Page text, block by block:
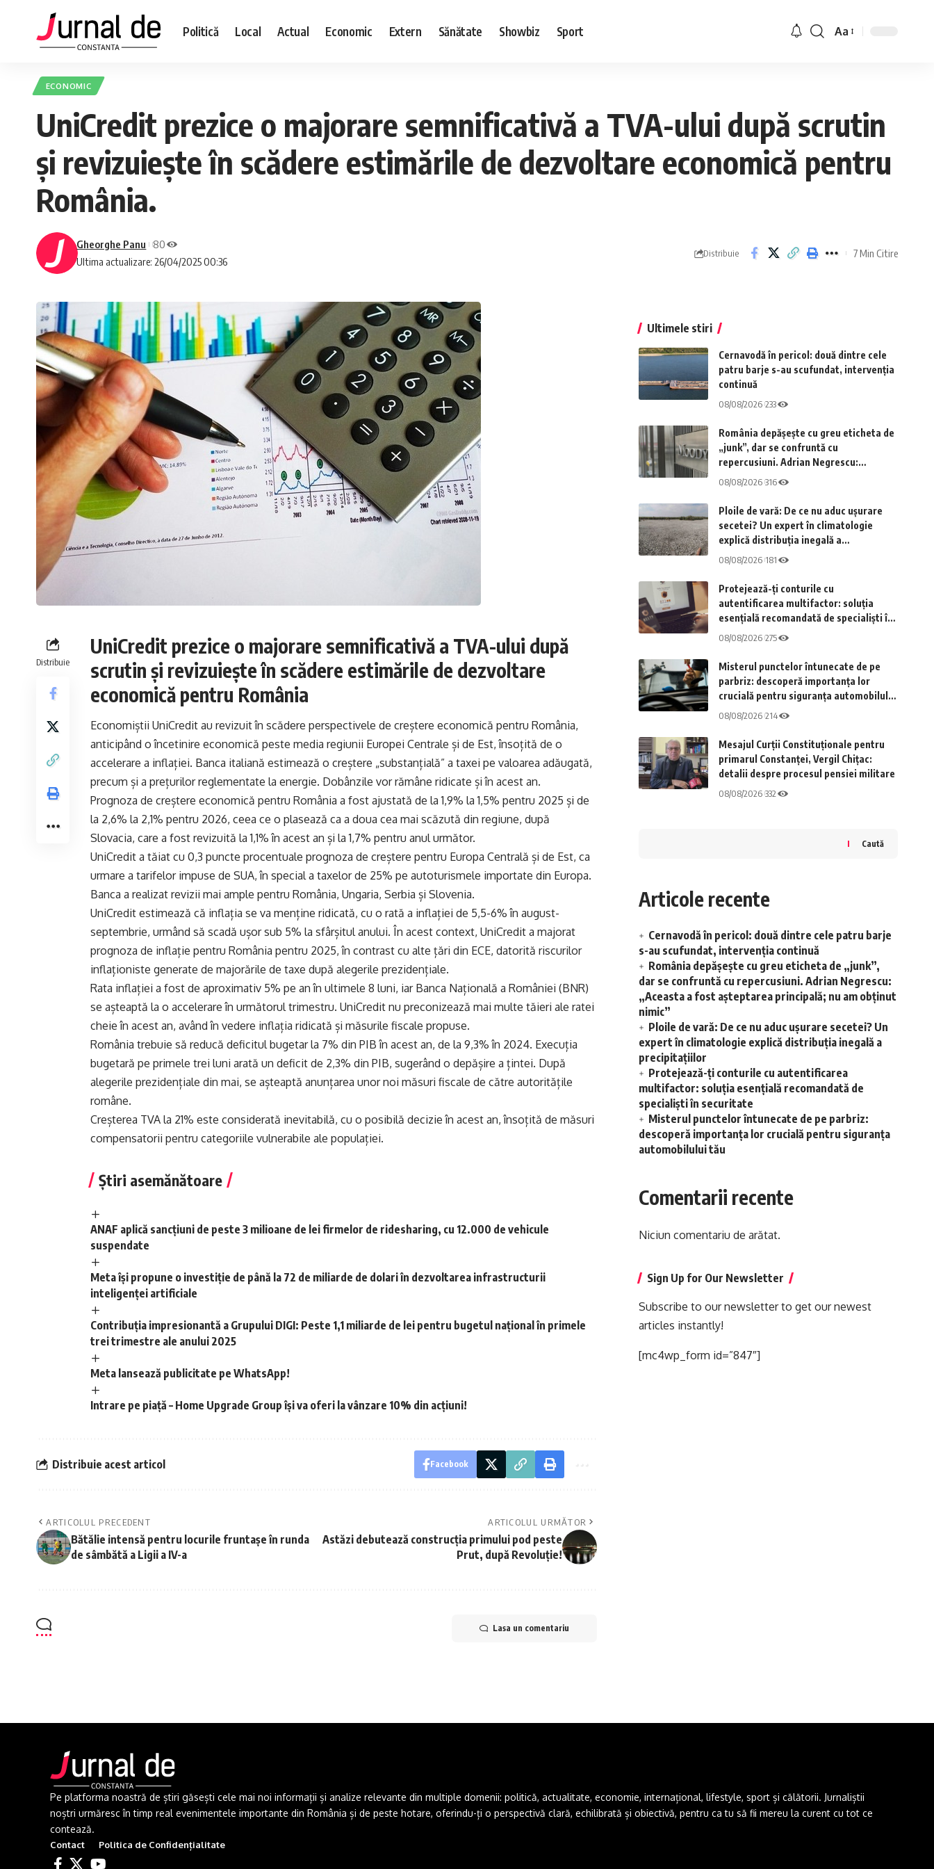
Politică Local Actual Economic Extern Sănătate Showbiz Sport Aa
ECONOMIC
UniCredit prezice o majorare semnificativă a TVA-ului după scrutin
și revizuiește în scădere estimările de dezvoltare economică pentru
România.
Ultima actualizare: 26/04/2025 00:36
Gheorghe Panu 80
Distribuie 7 Min Citire
Distribuie
UniCredit prezice o majorare semnificativă a TVA-ului după
scrutin și revizuiește în scădere estimările de dezvoltare
economică pentru România
Economiștii UniCredit au revizuit în scădere perspectivele de creștere economică pentru România,
anticipând o încetinire economică peste media regiunii Europei Centrale și de Est, însoțită de o
accelerare a inflației. Banca italiană estimează o creștere „substanțială” a taxei pe valoarea adăugată,
precum și a prețurilor reglementate la energie. Dobânzile vor rămâne ridicate și în acest an.
Prognoza de creștere economică pentru România a fost ajustată de la 1,9% la 1,5% pentru 2025 și de
la 2,6% la 2,1% pentru 2026, ceea ce o plasează ca a doua cea mai scăzută din regiune, după
Slovacia, care a fost revizuită la 1,1% în acest an și la 1,7% pentru anul următor.
UniCredit a tăiat cu 0,3 puncte procentuale prognoza de creștere pentru Europa Centrală și de Est, ca
urmare a tarifelor impuse de SUA, în special a taxelor de 25% pe autoturismele importate din Europa.
Banca a realizat revizii mai ample pentru România, Ungaria, Serbia și Slovenia.
UniCredit estimează că inflația se va menține ridicată, cu o rată a inflației de 5,5-6% în august-
septembrie, urmând să scadă ușor sub 5% la sfârșitul anului. În acest context, UniCredit a majorat
prognoza de inflație pentru România pentru 2025, în contrast cu alte țări din ECE, datorită riscurilor
inflaționiste generate de majorările de taxe după alegerile prezidențiale.
Rata inflației a fost de aproximativ 5% pe an în ultimele 8 luni, iar Banca Națională a României (BNR)
se așteaptă la o accelerare în următorul trimestru. UniCredit nu preconizează mai multe tăieri ale ratei
cheie în acest an, având în vedere inflația ridicată și măsurile fiscale propuse.
România trebuie să reducă deficitul bugetar la 7% din PIB în acest an, de la 9,3% în 2024. Execuția
bugetară pe primele trei luni arată un deficit de 2,3% din PIB, sugerând o depășire a țintei. După
alegerile prezidențiale din mai, se așteaptă anunțarea unor noi măsuri fiscale de către autoritățile
române.
Creșterea TVA la 21% este considerată inevitabilă, cu o posibilă decizie în acest an, însoțită de măsuri
compensatorii pentru categoriile vulnerabile ale populației.
Știri asemănătoare
ANAF aplică sancțiuni de peste 3 milioane de lei firmelor de ridesharing, cu 12.000 de vehicule
suspendate
Meta își propune o investiție de până la 72 de miliarde de dolari în dezvoltarea infrastructurii
inteligenței artificiale
Contribuția impresionantă a Grupului DIGI: Peste 1,1 miliarde de lei pentru bugetul național în primele
trei trimestre ale anului 2025
Meta lansează publicitate pe WhatsApp!
Intrare pe piață – Home Upgrade Group își va oferi la vânzare 10% din acțiuni!
Distribuie acest articol Facebook
ARTICOLUL PRECEDENT
Bătălie intensă pentru locurile fruntașe în runda
de sâmbătă a Ligii a IV-a
ARTICOLUL URMĂTOR
Astăzi debutează construcția primului pod peste
Prut, după Revoluție!
Lasa un comentariu
Ultimele stiri
Cernavodă în pericol: două dintre cele
patru barje s-au scufundat, intervenția
continuă
08/08/2026 233
România depășește cu greu eticheta de
„junk”, dar se confruntă cu
repercusiuni. Adrian Negrescu:
„Aceasta a fost așteptarea principală;
08/08/2026 316
Ploile de vară: De ce nu aduc ușurare
secetei? Un expert în climatologie
explică distribuția inegală a
precipitațiilor
08/08/2026 181
Protejează-ți conturile cu
autentificarea multifactor: soluția
esențială recomandată de specialiști în
securitate
08/08/2026 275
Misterul punctelor întunecate de pe
parbriz: descoperă importanța lor
crucială pentru siguranța automobilului
tău
08/08/2026 214
Mesajul Curții Constituționale pentru
primarul Constanței, Vergil Chițac:
detalii despre procesul pensiei militare
08/08/2026 332
Caută
Articole recente
Cernavodă în pericol: două dintre cele patru barje
s-au scufundat, intervenția continuă
România depășește cu greu eticheta de „junk”,
dar se confruntă cu repercusiuni. Adrian Negrescu:
„Aceasta a fost așteptarea principală; nu am obținut
nimic”
Ploile de vară: De ce nu aduc ușurare secetei? Un
expert în climatologie explică distribuția inegală a
precipitațiilor
Protejează-ți conturile cu autentificarea
multifactor: soluția esențială recomandată de
specialiști în securitate
Misterul punctelor întunecate de pe parbriz:
descoperă importanța lor crucială pentru siguranța
automobilului tău
Comentarii recente
Niciun comentariu de arătat.
Sign Up for Our Newsletter
Subscribe to our newsletter to get our newest
articles instantly!
[mc4wp_form id=”847″]
Pe platforma noastră de știri găsești cele mai noi informații și analize relevante din multiple domenii: politică, actualitate, economie, internațional, lifestyle, sport și călătorii. Jurnaliștii
noștri urmăresc în timp real evenimentele importante din România și de peste hotare, oferindu-ți o perspectivă clară, echilibrată și obiectivă, pentru ca tu să fii mereu la curent cu tot ce
contează.
Contact Politica de Confidențialitate